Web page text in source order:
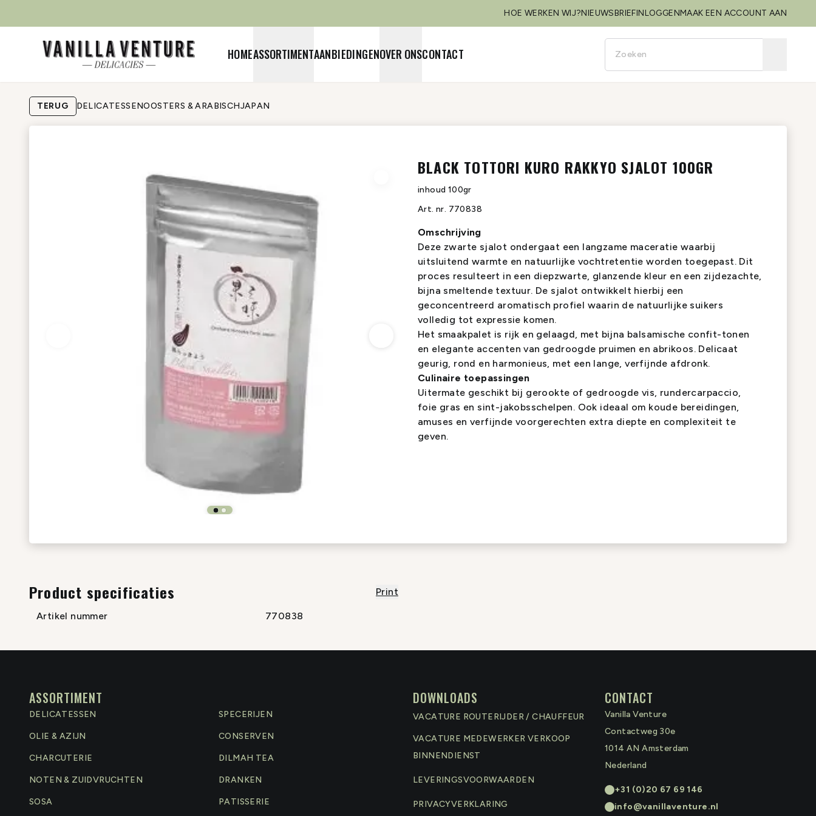
HOE WERKEN WIJ?NIEUWSBRIEFINLOGGENMAAK EEN ACCOUNT AAN
HOMEASSORTIMENTAANBIEDINGENOVER ONSCONTACT
TERUG DELICATESSENOOSTERS & ARABISCHJAPAN
BLACK TOTTORI KURO RAKKYO SJALOT 100GR
inhoud 100gr
Art. nr. 770838
Omschrijving
Deze zwarte sjalot ondergaat een langzame maceratie waarbij
uitsluitend warmte en natuurlijke vochtretentie worden toegepast. Dit
proces resulteert in een diepzwarte, glanzende kleur en een zijdezachte,
bijna smeltende textuur. De sjalot ontwikkelt hierbij een
geconcentreerd aromatisch profiel waarin de natuurlijke suikers
volledig tot expressie komen.
Het smaakpalet is rijk en gelaagd, met bijna balsamische confit-tonen
en elegante accenten van gedroogde pruimen en abrikoos. Delicaat
geurig, rond en harmonieus, met een lange, verfijnde afdronk.
Culinaire toepassingen
Uitermate geschikt bij gerookte of gedroogde vis, rundercarpaccio,
foie gras en sint-jakobsschelpen. Ook ideaal om koude bereidingen,
amuses en verfijnde voorgerechten extra diepte en complexiteit te
geven.
Product specificaties Print
Artikel nummer 770838
ASSORTIMENT
DELICATESSEN SPECERIJEN
OLIE & AZIJN CONSERVEN
CHARCUTERIE DILMAH TEA
NOTEN & ZUIDVRUCHTEN DRANKEN
SOSA PATISSERIE
DOWNLOADS
VACATURE ROUTERIJDER / CHAUFFEUR
VACATURE MEDEWERKER VERKOOP
BINNENDIENST
LEVERINGSVOORWAARDEN
PRIVACYVERKLARING
CONTACT
Vanilla Venture
Contactweg 30e
1014 AN Amsterdam
Nederland
+31 (0)20 67 69 146
info@vanillaventure.nl